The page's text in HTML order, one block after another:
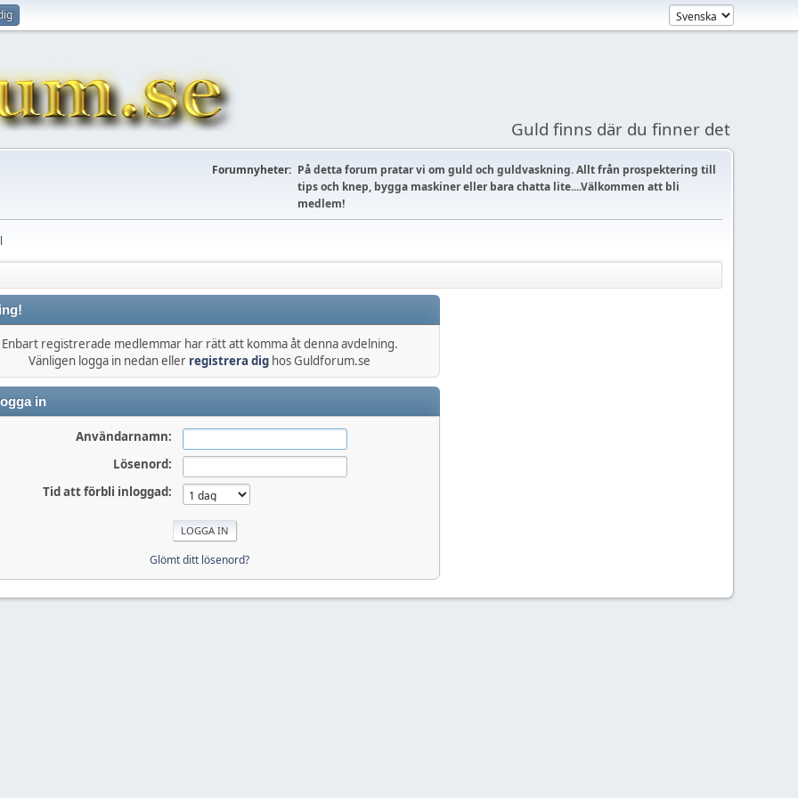
Guld finns där du finner det
Forumnyheter: På detta forum pratar vi om guld och guldvaskning. Allt från prospektering till
tips och knep, bygga maskiner eller bara chatta lite....Välkommen att bli
medlem!
Enbart registrerade medlemmar har rätt att komma åt denna avdelning.
Vänligen logga in nedan eller registrera dig hos Guldforum.se
in
Användarnamn:
Lösenord:
Tid att förbli inloggad:
Glömt ditt lösenord?